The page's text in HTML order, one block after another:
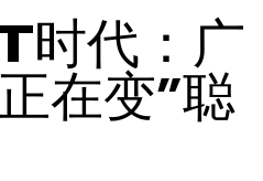
时代：广
在变”聪